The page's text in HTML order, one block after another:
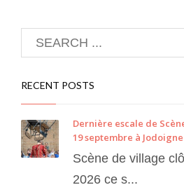
RECENT POSTS
Dernière escale de
19 septembre à Jodoigne
Scène de village
2026 ce s...